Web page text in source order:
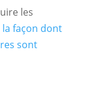
les
la façon dont
sont